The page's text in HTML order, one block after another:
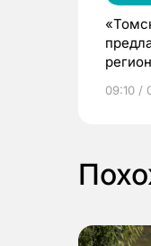
09:10 /